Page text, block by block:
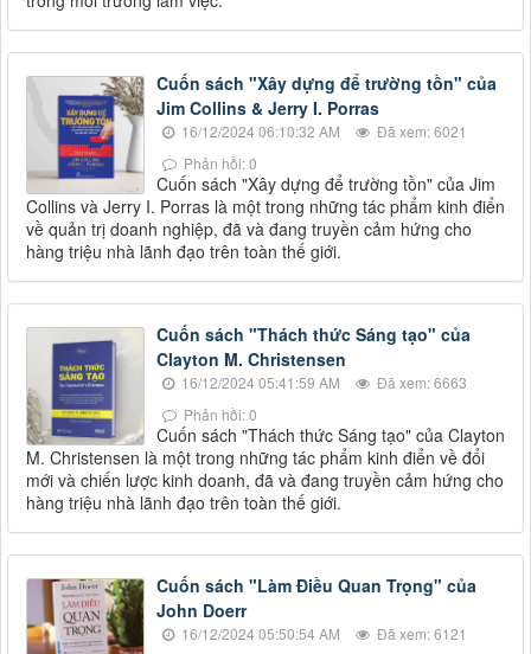
Cuốn sách "Xây dựng để trường tồn" của
Jim Collins & Jerry I. Porras
16/12/2024 06:10:32 AM
Đã xem: 6021
Phản hồi: 0
Cuốn sách "Xây dựng để trường tồn" của Jim
Collins và Jerry I. Porras là một trong những tác phẩm kinh điển
về quản trị doanh nghiệp, đã và đang truyền cảm hứng cho
hàng triệu nhà lãnh đạo trên toàn thế giới.
Cuốn sách "Thách thức Sáng tạo" của
Clayton M. Christensen
16/12/2024 05:41:59 AM
Đã xem: 6663
Phản hồi: 0
Cuốn sách "Thách thức Sáng tạo" của Clayton
M. Christensen là một trong những tác phẩm kinh điển về đổi
mới và chiến lược kinh doanh, đã và đang truyền cảm hứng cho
hàng triệu nhà lãnh đạo trên toàn thế giới.
Cuốn sách "Làm Điều Quan Trọng" của
John Doerr
16/12/2024 05:50:54 AM
Đã xem: 6121